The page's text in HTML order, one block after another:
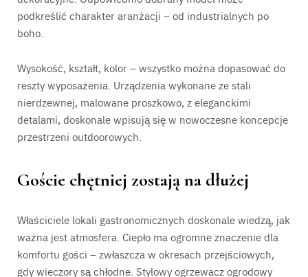
podkreślić charakter aranżacji – od industrialnych po
boho.
Wysokość, kształt, kolor – wszystko można dopasować do
reszty wyposażenia. Urządzenia wykonane ze stali
nierdzewnej, malowane proszkowo, z eleganckimi
detalami, doskonale wpisują się w nowoczesne koncepcje
przestrzeni outdoorowych.
Goście chętniej zostają na dłużej
Właściciele lokali gastronomicznych doskonale wiedzą, jak
ważna jest atmosfera. Ciepło ma ogromne znaczenie dla
komfortu gości – zwłaszcza w okresach przejściowych,
gdy wieczory są chłodne. Stylowy ogrzewacz ogrodowy